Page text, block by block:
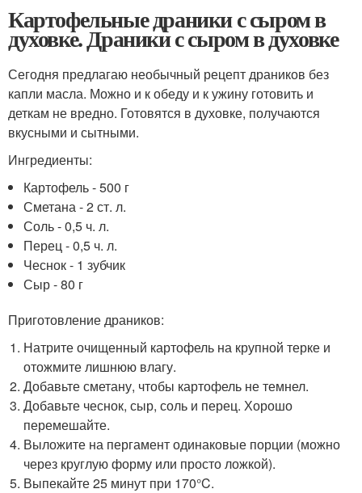
Картофельные драники с сыром в
духовке. Драники с сыром в духовке
Сегодня предлагаю необычный рецепт драников без
капли масла. Можно и к обеду и к ужину готовить и
деткам не вредно. Готовятся в духовке, получаются
вкусными и сытными.
Ингредиенты:
Картофель - 500 г
Сметана - 2 ст. л.
Соль - 0,5 ч. л.
Перец - 0,5 ч. л.
Чеснок - 1 зубчик
Сыр - 80 г
Приготовление драников:
Натрите очищенный картофель на крупной терке и
отожмите лишнюю влагу.
Добавьте сметану, чтобы картофель не темнел.
Добавьте чеснок, сыр, соль и перец. Хорошо
перемешайте.
Выложите на пергамент одинаковые порции (можно
через круглую форму или просто ложкой).
Выпекайте 25 минут при 170°C.